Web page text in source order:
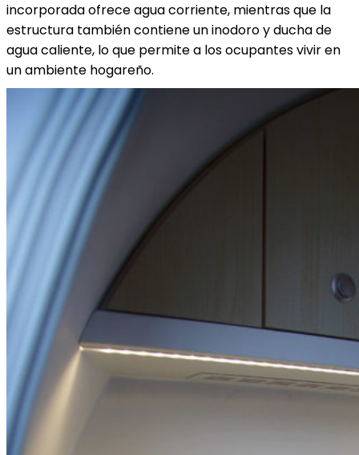
incorporada ofrece agua corriente, mientras que la
estructura también contiene un inodoro y ducha de
agua caliente, lo que permite a los ocupantes vivir en
un ambiente hogareño.